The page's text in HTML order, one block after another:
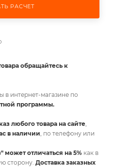
РАСЧЕТ
обращайтесь к
в интернет-магазине по
программы.
любого товара на сайте,
в наличии, по телефону или
может отличаться на 5% как в
сторону. Доставка заказных